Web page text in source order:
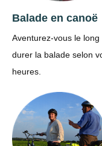
Balade en canoë
Aventurez-vous le
durer la balade selon
heures.